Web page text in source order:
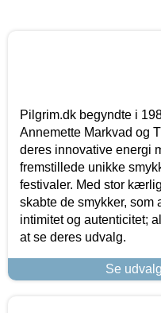
Pilgrim.dk begyndte i
Annemette Markvad og
deres innovative energi
fremstillede unikke
festivaler. Med stor
skabte de smykker, som
intimitet og autenticitet;
at se deres udvalg.
Se